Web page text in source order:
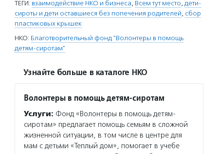
ТЕГИ: взаимодействие НКО и бизнеса, Всем тут место, дети-
сироты и дети оставшиеся без попечения родителей, сбор
пластиковых крышек
НКО: Благотворительный фонд "Волонтеры в помощь
детям-сиротам"
Узнайте больше в каталоге НКО
Волонтеры в помощь детям-сиротам
Услуги: Фонд «Волонтеры в помощь детям-
сиротам» предлагает помощь семьям в сложной
жизненной ситуации, в том числе в центре для
мам с детьми «Теплый дом», помогает в учебе